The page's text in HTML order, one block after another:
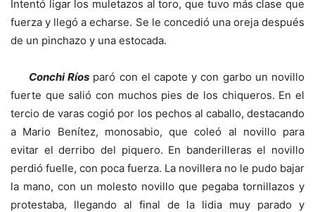
Intentó ligar los muletazos al toro, que tuvo más clase que
fuerza y llegó a echarse. Se le concedió una oreja después
de un pinchazo y una estocada.
Conchi Ríos paró con el capote y con garbo un novillo
fuerte que salió con muchos pies de los chiqueros. En el
tercio de varas cogió por los pechos al caballo, destacando
a Mario Benítez, monosabio, que coleó al novillo para
evitar el derribo del piquero. En banderilleras el novillo
perdió fuelle, con poca fuerza. La novillera no le pudo bajar
la mano, con un molesto novillo que pegaba tornillazos y
protestaba, llegando al final de la lidia muy parado y